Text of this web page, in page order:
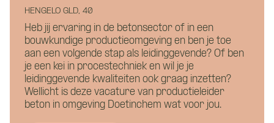
HENGELO GLD, 40
Heb jij ervaring in de betonsector of in een
bouwkundige productieomgeving en ben je toe
aan een volgende stap als leidinggevende? Of ben
je een kei in procestechniek en wil je je
leidinggevende kwaliteiten ook graag inzetten?
Wellicht is deze vacature van productieleider
beton in omgeving Doetinchem wat voor jou.
Waar wil je meer over weten?
Bouwkunde Civiele techniek
Installatietechniek
Hoe kunnen we je helpen?
Vacature:
Productieleider
bouw